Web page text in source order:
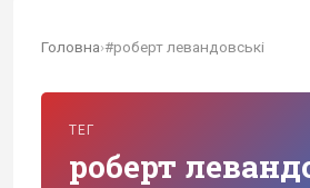
Головна›#роберт левандовські
ТЕГ
роберт